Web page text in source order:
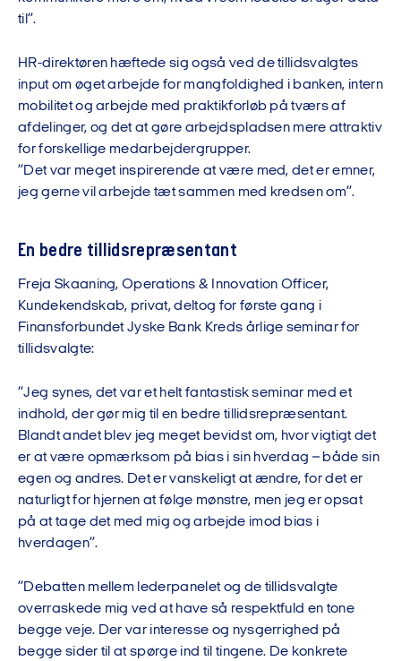
til”.
HR-direktøren hæftede sig også ved de tillidsvalgtes
input om øget arbejde for mangfoldighed i banken, intern
mobilitet og arbejde med praktikforløb på tværs af
afdelinger, og det at gøre arbejdspladsen mere attraktiv
for forskellige medarbejdergrupper.
”Det var meget inspirerende at være med, det er emner,
jeg gerne vil arbejde tæt sammen med kredsen om”.
En bedre tillidsrepræsentant
Freja Skaaning, Operations & Innovation Officer,
Kundekendskab, privat, deltog for første gang i
Finansforbundet Jyske Bank Kreds årlige seminar for
tillidsvalgte:
”Jeg synes, det var et helt fantastisk seminar med et
indhold, der gør mig til en bedre tillidsrepræsentant.
Blandt andet blev jeg meget bevidst om, hvor vigtigt det
er at være opmærksom på bias i sin hverdag – både sin
egen og andres. Det er vanskeligt at ændre, for det er
naturligt for hjernen at følge mønstre, men jeg er opsat
på at tage det med mig og arbejde imod bias i
hverdagen”.
”Debatten mellem lederpanelet og de tillidsvalgte
overraskede mig ved at have så respektfuld en tone
begge veje. Der var interesse og nysgerrighed på
begge sider til at spørge ind til tingene. De konkrete